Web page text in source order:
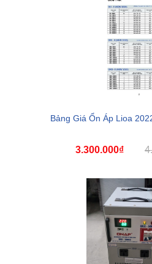
Bảng Giá Ổn Áp Lioa
3.300.000₫